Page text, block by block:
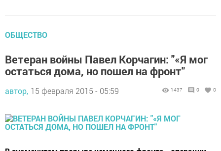
ОБЩЕСТВО
Ветеран войны Павел Корчагин: "«Я мог
остаться дома, но пошел на фронт"
автор, 15 февраля 2015 - 05:59 1437 0 0